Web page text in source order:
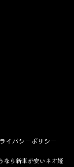
イバシーポリシー
なら新車が安いネオ姫